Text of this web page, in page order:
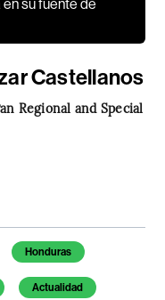
en su fuente de
Castellanos
Regional and Special
Honduras
Actualidad